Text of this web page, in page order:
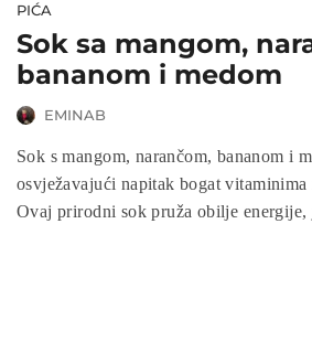
PIĆA
Sok sa mangom,
bananom i medom
EMINAB
Sok s mangom, narančom, bananom i
osvježavajući napitak bogat vitaminima
Ovaj prirodni sok pruža obilje energije,